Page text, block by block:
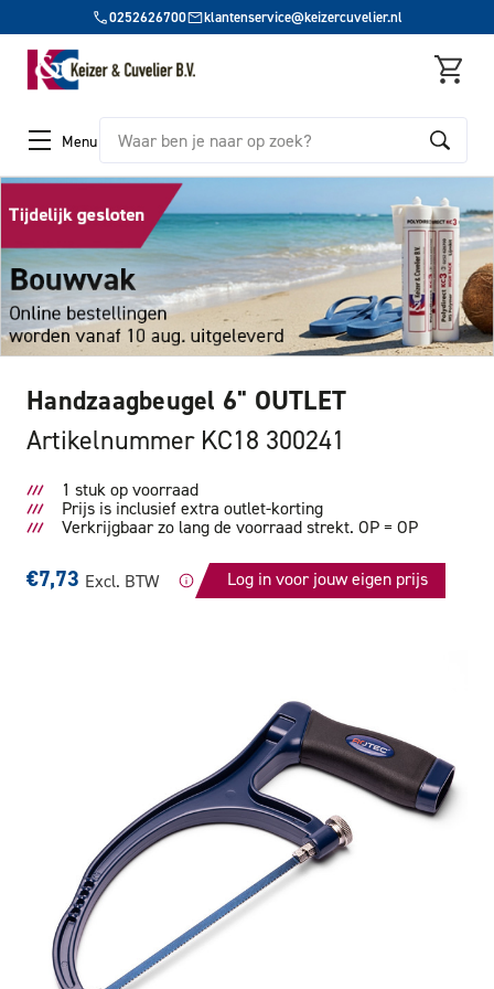
0252626700 klantenservice@keizercuvelier.nl
Menu Zoeken
Handzaagbeugel 6" OUTLET
Artikelnummer KC18 300241
1 stuk op voorraad
Prijs is inclusief extra outlet-korting
Verkrijgbaar zo lang de voorraad strekt. OP = OP
€7,73 Excl. BTW Log in voor jouw eigen prijs